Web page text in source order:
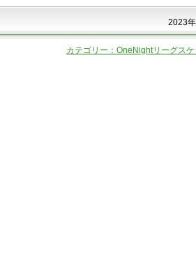
2023
カテゴリー：OneNightリーグス